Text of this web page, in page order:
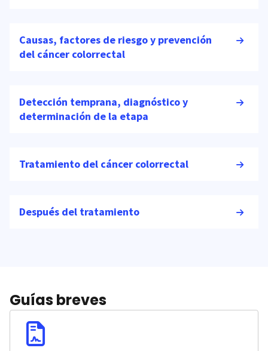
Causas, factores de riesgo y prevención
del cáncer colorrectal
Detección temprana, diagnóstico y
determinación de la etapa
Tratamiento del cáncer colorrectal
Después del tratamiento
Guías breves